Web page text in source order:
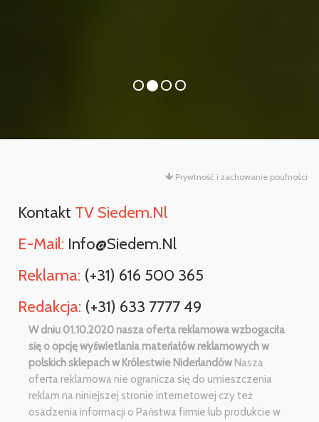
Prywtność i zachowanie poufności
Kontakt TV Siedem.nl
E-Mail: Info@siedem.nl
Reklama: (+31) 616 500 365
Redakcja: (+31) 633 7777 49
W dniu 01.10.2020 nasza oferta reklamowa wzbogaciła
się o opcję wyświetlania materiałów reklamowych w
polskich sklepach w Królestwie NiderlandówNasza
oferta reklamowa nie ogranicza się do umieszczenia
reklam na niniejszej stronie internetowej czy też
osadzenia informacji o Państwa firmie lub produkcie w